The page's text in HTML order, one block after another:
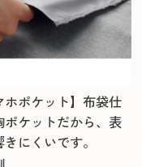
ホポケット】布袋仕
ポケットだから、表
にくいです。